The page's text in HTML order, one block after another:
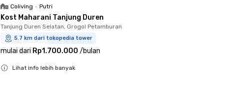
Coliving • Putri
Kost Maharani Tanjung Duren
Tanjung Duren Selatan, Grogol Petamburan
5.7 km dari tokopedia tower
mulai dari Rp1.700.000 /bulan
Lihat info lebih banyak